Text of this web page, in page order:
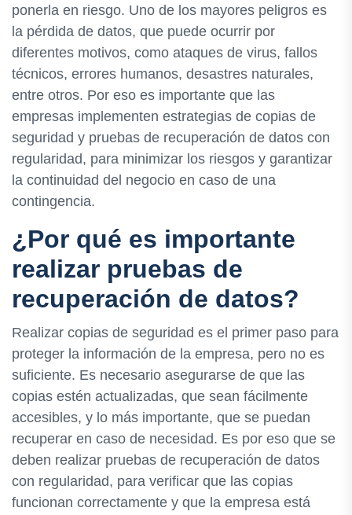
ponerla en riesgo. Uno de los mayores peligros es
la pérdida de datos, que puede ocurrir por
diferentes motivos, como ataques de virus, fallos
técnicos, errores humanos, desastres naturales,
entre otros. Por eso es importante que las
empresas implementen estrategias de copias de
seguridad y pruebas de recuperación de datos con
regularidad, para minimizar los riesgos y garantizar
la continuidad del negocio en caso de una
contingencia.
¿Por qué es importante
realizar pruebas de
recuperación de datos?
Realizar copias de seguridad es el primer paso para
proteger la información de la empresa, pero no es
suficiente. Es necesario asegurarse de que las
copias estén actualizadas, que sean fácilmente
accesibles, y lo más importante, que se puedan
recuperar en caso de necesidad. Es por eso que se
deben realizar pruebas de recuperación de datos
con regularidad, para verificar que las copias
funcionan correctamente y que la empresa está